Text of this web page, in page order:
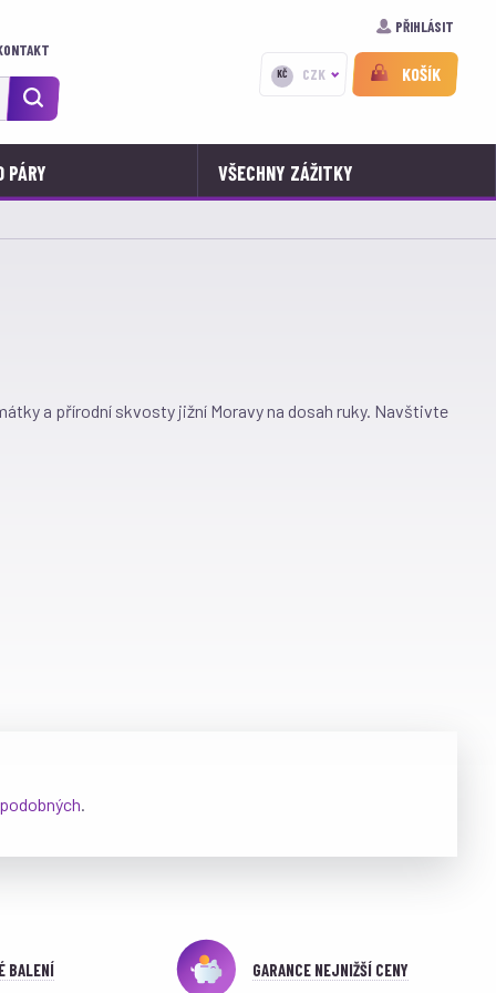
PŘIHLÁSIT
KČ CZK KOŠÍK
PÁRY VŠECHNY ZÁŽITKY
a přírodní skvosty jižní Moravy na dosah ruky. Navštivte
.
BALENÍ GARANCE NEJNIŽŠÍ CENY